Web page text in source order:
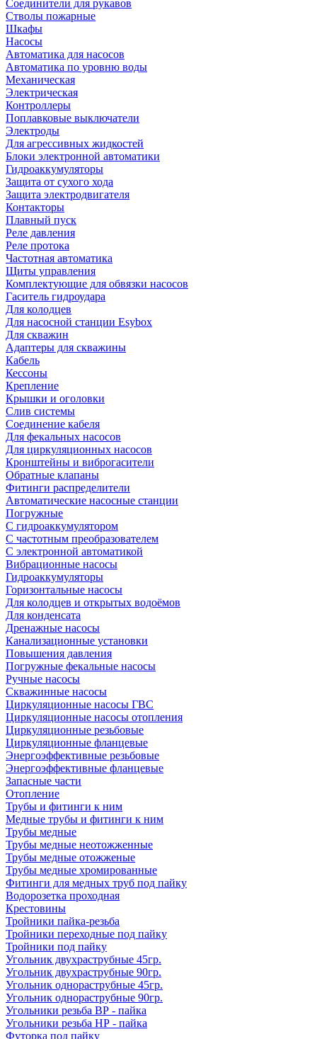
Соединители для рукавов
Стволы пожарные
Шкафы
Насосы
Автоматика для насосов
Автоматика по уровню воды
Механическая
Электрическая
Контроллеры
Поплавковые выключатели
Электроды
Для агрессивных жидкостей
Блоки электронной автоматики
Гидроаккумуляторы
Защита от сухого хода
Защита электродвигателя
Контакторы
Плавный пуск
Реле давления
Реле протока
Частотная автоматика
Щиты управления
Комплектующие для обвязки насосов
Гаситель гидроудара
Для колодцев
Для насосной станции Esybox
Для скважин
Адаптеры для скважины
Кабель
Кессоны
Крепление
Крышки и оголовки
Слив системы
Соединение кабеля
Для фекальных насосов
Для циркуляционных насосов
Кронштейны и виброгасители
Обратные клапаны
Фитинги распределители
Автоматические насосные станции
Погружные
С гидроаккумулятором
С частотным преобразователем
С электронной автоматикой
Вибрационные насосы
Гидроаккумуляторы
Горизонтальные насосы
Для колодцев и открытых водоёмов
Для конденсата
Дренажные насосы
Канализационные установки
Повышения давления
Погружные фекальные насосы
Ручные насосы
Скважинные насосы
Циркуляционные насосы ГВС
Циркуляционные насосы отопления
Циркуляционные резьбовые
Циркуляционные фланцевые
Энергоэффективные резьбовые
Энергоэффективные фланцевые
Запасные части
Отопление
Трубы и фитинги к ним
Медные трубы и фитинги к ним
Трубы медные
Трубы медные неотожженные
Трубы медные отожженые
Трубы медные хромированные
Фитинги для медных труб под пайку
Водорозетка проходная
Крестовины
Тройники пайка-резьба
Тройники переходные под пайку
Тройники под пайку
Угольник двухраструбные 45гр.
Угольник двухраструбные 90гр.
Угольник однораструбные 45гр.
Угольник однораструбные 90гр.
Угольники резьба ВР - пайка
Угольники резьба НР - пайка
Футорка под пайку